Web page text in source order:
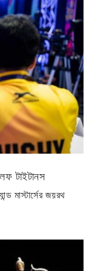
টাইটানস
মাস্টার্সের জয়রথ